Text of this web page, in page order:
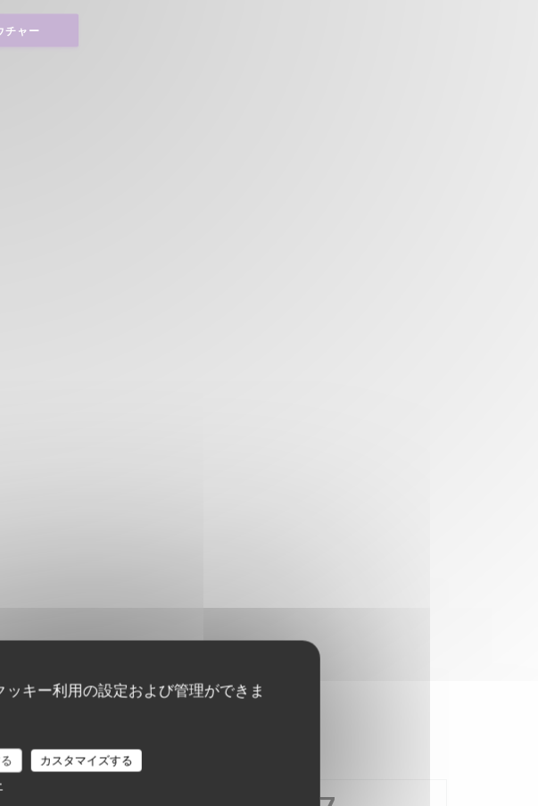
キー利用の設定および管理ができま
カスタマイズする
チャー